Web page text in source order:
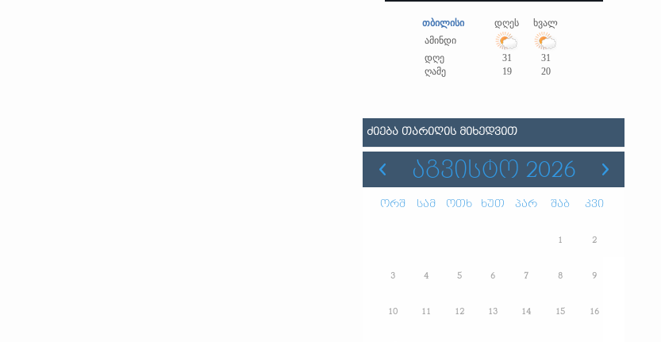
თბილისი დღეს
ხვალ
ამინდი
დღე
31
31
ღამე
19 20
ᲫᲘᲔᲑᲐ ᲗᲐᲠᲘᲦᲘᲡ ᲛᲘᲮᲔᲓᲕᲘᲗ
ᲐᲒᲕᲘᲡᲢᲝ 2026
ორშ სამ ოთხ ხუთ პარ შაბ კვი
1 2
3 4 5 6 7 8 9
10 11 12 13 14 15 16